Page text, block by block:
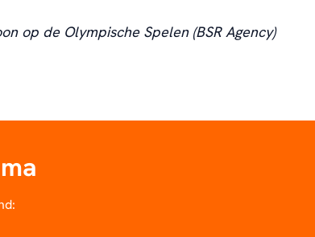
op de Olympische Spelen (BSR Agency)